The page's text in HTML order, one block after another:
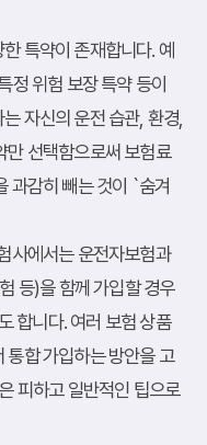
특약이 존재합니다. 예
정 위험 보장 특약 등이
자신의 운전 습관, 환경,
만 선택함으로써 보험료
과감히 빼는 것이 `숨겨
사에서는 운전자보험과
등)을 함께 가입할 경우
합니다. 여러 보험 상품
통합 가입하는 방안을 고
피하고 일반적인 팁으로